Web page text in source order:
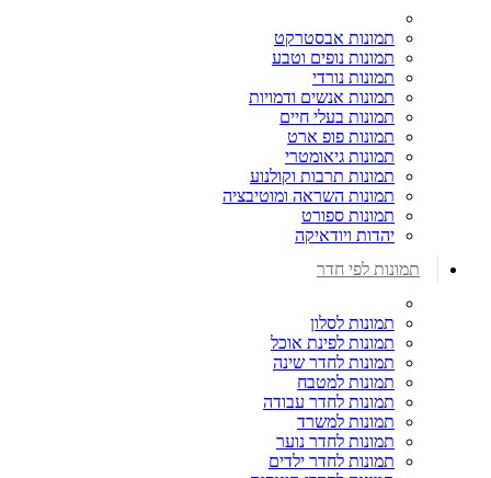
תמונות אבסטרקט
תמונות נופים וטבע
תמונות נורדי
תמונות אנשים ודמויות
תמונות בעלי חיים
תמונות פופ ארט
תמונות גיאומטרי
תמונות תרבות וקולנוע
תמונות השראה ומוטיבציה
תמונות ספורט
יהדות ויודאיקה
תמונות לפי חדר
תמונות לסלון
תמונות לפינת אוכל
תמונות לחדר שינה
תמונות למטבח
תמונות לחדר עבודה
תמונות למשרד
תמונות לחדר נוער
תמונות לחדר ילדים